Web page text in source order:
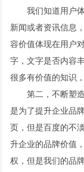
我们知道用户体
新闻或者资讯信息
容价值体现在用户
字，文字是否内容
很多有价值的知识
第二，不断塑造
是为了提升企业品
页，但是百度的不
升企业的品牌价值
权，但是我们的品